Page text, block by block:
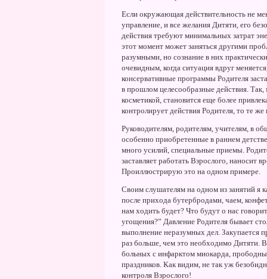
Если окружающая действительность не
управление, и все желания Дитяти, его
действия требуют минимальных затрат
этот момент может заняться другими
разумными, но сознание в них
очевидным, когда ситуация вдруг
консервативные программы Родителя
в прошлом целесообразные действия. Так,
косметикой, становится еще более
контролирует действия Родителя, то те
Руководителям, родителям, учителям, в
особенно приобретенные в раннем
много усилий, специальные приемы.
заставляет работать Взрослого, наносит
Проиллюстрирую это на одном примере.
Своим слушателям на одном из занятий я
после прихода бутербродами, чаем,
нам ходить будет? Что будут о нас
угощения?” Давление Родителя бывает
выполнение неразумных дел. Закупается
раз больше, чем это необходимо Дитяти.
больных с инфарктом миокарда,
праздников. Как видим, не так уж
контроля Взрослого!